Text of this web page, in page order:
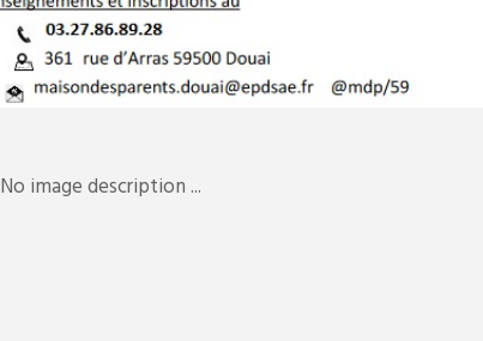
No image description ...